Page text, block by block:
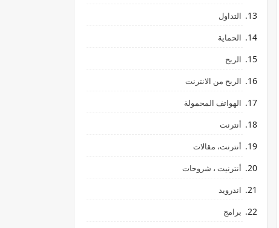
التداول
الحماية
الربح
الربح من الانترنت
الهواتف المحمولة
أنترنت
أنترنت، مقالات
أنترنيت ، شروحات
اندرويد
برامج